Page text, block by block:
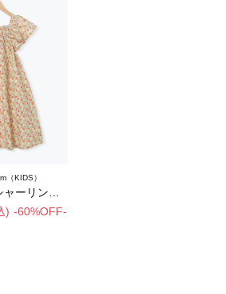
（KIDS）
花柄ワンピース
) -60%OFF-